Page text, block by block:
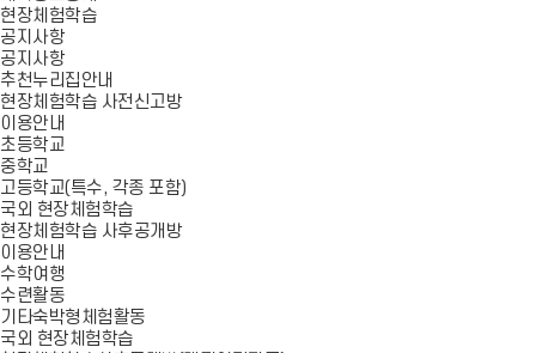
현장체험학습
공지사항
공지사항
추천누리집안내
현장체험학습 사전신고방
이용안내
초등학교
중학교
고등학교(특수, 각종 포함)
국외 현장체험학습
현장체험학습 사후공개방
이용안내
수학여행
수련활동
기타숙박형체험활동
국외 현장체험학습